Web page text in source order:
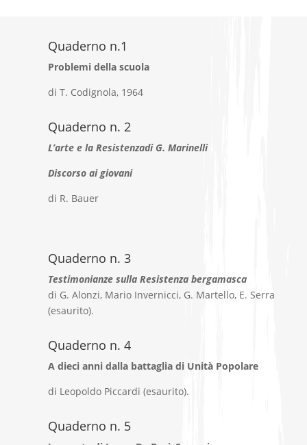
Quaderno n.1
Problemi della scuola
di T. Codignola, 1964
Quaderno n. 2
L’arte e la Resistenzadi G. Marinelli
Discorso ai giovani
di R. Bauer
Quaderno n. 3
Testimonianze sulla Resistenza bergamasca
di G. Alonzi, Mario Invernicci, G. Martello, E. Serra
(esaurito).
Quaderno n. 4
A dieci anni dalla battaglia di Unità Popolare
di Leopoldo Piccardi (esaurito).
Quaderno n. 5